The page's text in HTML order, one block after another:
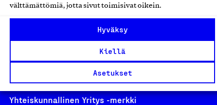
välttämättömiä, jotta sivut toimisivat oikein.
Hyväksy
Kiellä
Asetukset
Yhteiskunnallinen Yritys -merkki